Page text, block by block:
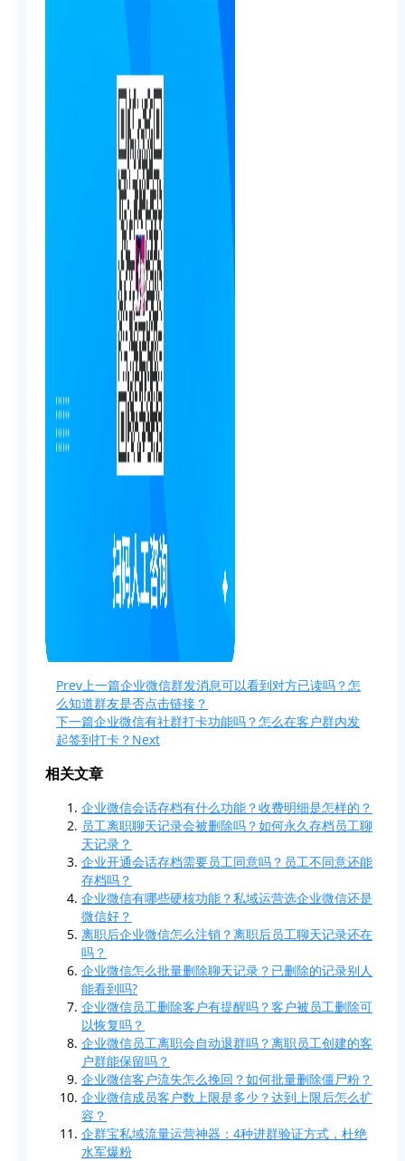
Prev 上一篇企业微信群发消息可以看到对方已读吗？怎
么知道群友是否点击链接？
下一篇企业微信有社群打卡功能吗？怎么在客户群内发
起签到打卡？ Next
相关文章
企业微信会话存档有什么功能？收费明细是怎样的？
员工离职聊天记录会被删除吗？如何永久存档员工聊
天记录？
企业开通会话存档需要员工同意吗？员工不同意还能
存档吗？
企业微信有哪些硬核功能？私域运营选企业微信还是
微信好？
离职后企业微信怎么注销？离职后员工聊天记录还在
吗？
企业微信怎么批量删除聊天记录？已删除的记录别人
能看到吗?
企业微信员工删除客户有提醒吗？客户被员工删除可
以恢复吗？
企业微信员工离职会自动退群吗？离职员工创建的客
户群能保留吗？
企业微信客户流失怎么挽回？如何批量删除僵尸粉？
企业微信成员客户数上限是多少？达到上限后怎么扩
容？
企群宝私域流量运营神器：4种进群验证方式，杜绝
水军爆粉